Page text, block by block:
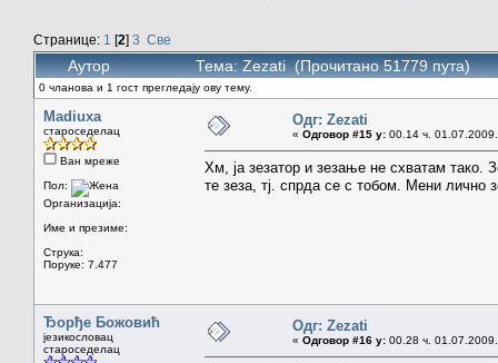
Странице: 1 [2] 3 Све
Аутор Тема: Zezati (Прочитано 51779 пута)
0 чланова и 1 гост прегледају ову тему.
Madiuxa
староседелац
Ван мреже
Пол:
Организација:
Име и презиме:
Струка:
Поруке: 7.477
Одг: Zezati
« Одговор #15 у: 00.14 ч.
Хм, ја зезатор и зезање не схватам тако.
те зеза, тј. спрда се с тобом. Мени лично
Ђорђе Божовић
језикословац
староседелац
Одг: Zezati
« Одговор #16 у: 00.28 ч.